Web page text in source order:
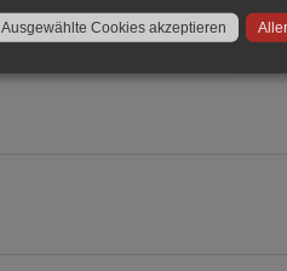
Ausgewählte Cookies akzeptieren